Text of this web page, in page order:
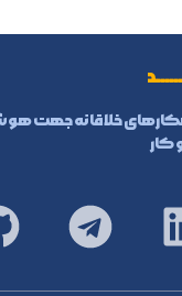
خلاقانه جهت